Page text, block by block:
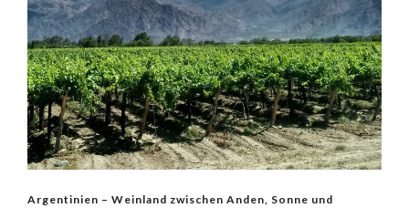
Argentinien – Weinland zwischen Anden, Sonne und